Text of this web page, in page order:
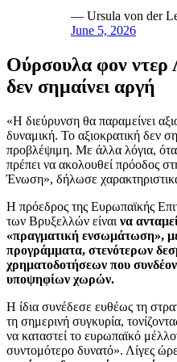
— Ursula von der
June 5, 2026
Ούρσουλα φον ντερ
δεν σημαίνει αργή
«Η διεύρυνση θα παραμείνει
δυναμική. Το αξιοκρατική δεν
προβλέψιμη. Με άλλα λόγια,
πρέπει να ακολουθεί πρόοδος
Ένωση», δήλωσε
Η πρόεδρος της Ευρωπαϊκής
των Βρυξελλών είναι να
«πραγματική ενσωμάτωση»,
προγράμματα, στενότερων
χρηματοδοτήσεων που
υποψηφίων χωρών.
Η ίδια συνέδεσε ευθέως τη
τη σημερινή συγκυρία,
να καταστεί το ευρωπαϊκό
συντομότερο δυνατό». Λίγες